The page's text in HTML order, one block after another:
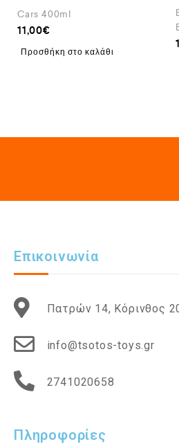
Cars 400ml
11,00€
Προσθήκη στο καλάθι
Επικοινωνία
Πατρών 14, Κόρινθος
info@tsotos-toys.gr
2741020658
Πληροφορίες